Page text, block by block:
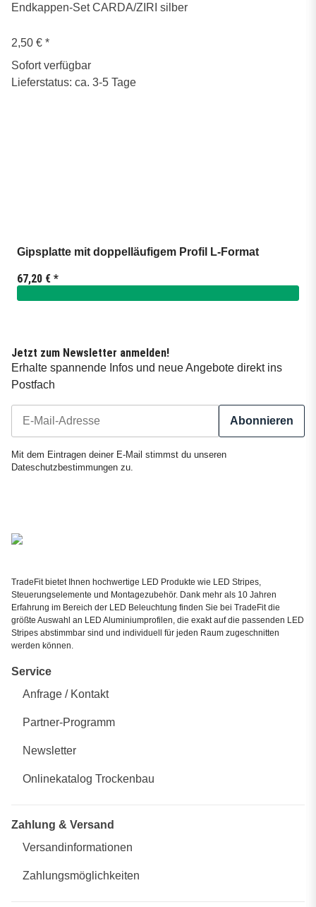
Endkappen-Set CARDA/ZIRI silber
2,50 € *
Sofort verfügbar
Lieferstatus: ca. 3-5 Tage
Gipsplatte mit doppelläufigem Profil L-Format
67,20 € *
Jetzt zum Newsletter anmelden!
Erhalte spannende Infos und neue Angebote direkt ins
Postfach
Abonnieren
Mit dem Eintragen deiner E-Mail stimmst du unseren
Dateschutzbestimmungen zu.
TradeFit bietet Ihnen hochwertige LED Produkte wie LED Stripes,
Steuerungselemente und Montagezubehör. Dank mehr als 10 Jahren
Erfahrung im Bereich der LED Beleuchtung finden Sie bei TradeFit die
größte Auswahl an LED Aluminiumprofilen, die exakt auf die passenden LED
Stripes abstimmbar sind und individuell für jeden Raum zugeschnitten
werden können.
Service
Anfrage / Kontakt
Partner-Programm
Newsletter
Onlinekatalog Trockenbau
Zahlung & Versand
Versandinformationen
Zahlungsmöglichkeiten